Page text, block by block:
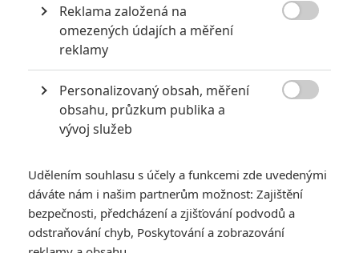
POSLEDNÍ KOMENTOVANÉ
3 ČLÁNEK | 01.08.2026 16:40
Marvel nečekaně zrušil již schválené pokračování
433FILM | 01.08.2026 07:11
1ČLÁNEK | 30.07.2026 20:14
Děti krve a kostí: Regulérní trailer představuje akční fantasy
dobrodružství s vůní Afriky
1
Reklama založená na
omezených údajích a měření
reklamy
Personalizovaný obsah, měření
obsahu, průzkum publika a
vývoj služeb
Udělením souhlasu s účely a funkcemi zde uvedenými
dáváte nám i našim partnerům možnost: Zajištění
bezpečnosti, předcházení a zjišťování podvodů a
odstraňování chyb, Poskytování a zobrazování